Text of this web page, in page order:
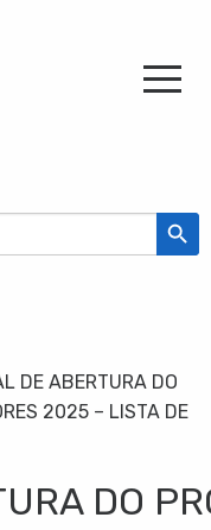
Search
DE ABERTURA DO
2025 – LISTA DE
DO